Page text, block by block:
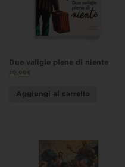
Due valigie piene di niente
20,00€
Aggiungi al carrello